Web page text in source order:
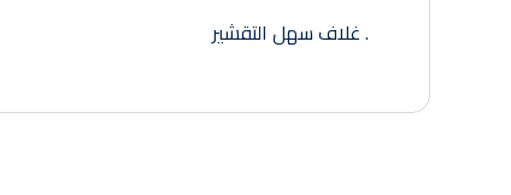
. غلاف سهل التقشير